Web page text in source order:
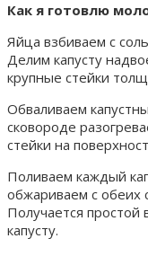
Как я готовлю
Яйца взбиваем с
Делим капусту
крупные стейки
Обваливаем
сковороде
стейки на
Поливаем каждый
обжариваем с обеих
Получается простой
капусту.